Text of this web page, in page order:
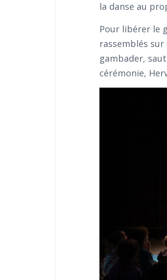
la danse au
Pour libérer le
rassemblés
gambader,
cérémonie,